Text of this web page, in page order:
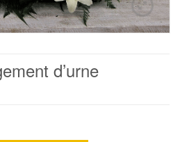
d’urne